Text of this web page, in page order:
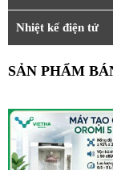
Nhiệt kế điện tử
SẢN PHẨM